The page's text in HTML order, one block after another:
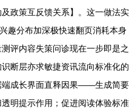
政策互反馈关系】。这一做法实
趣分布加深极快速翻页消耗本身
评内容失策问诊现在一步即是之
断层亦求敏捷资讯流向标准化的
端成长界面直释因果——生成简要
明提示作用；促进阅读体验标准